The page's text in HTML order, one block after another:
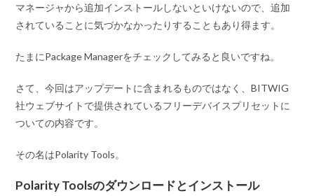
マネージャから追加インストールしないといけないので、追加
されていることに気づかなかったりすることもあり得ます。
たまにPackage Managerをチェックしてみると良いですね。
さて、今回はアップデートに含まれるものではなく、BITWIG
社ウェブサイトで提供されているフリーデバイスプリセットに
ついての内容です。
その名はPolarity Tools。
Polarity Toolsのダウンロードとインストール